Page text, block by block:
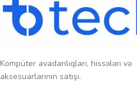
Kompüter avadanlıqları, hissələri və
aksesuarlarının satışı.